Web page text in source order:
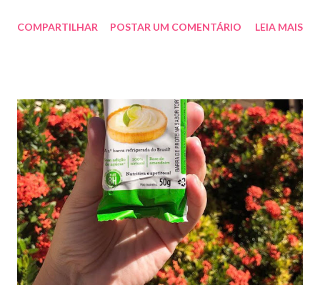
COMPARTILHAR POSTAR UM COMENTÁRIO LEIA MAIS